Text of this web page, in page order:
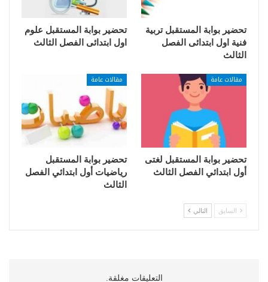
تحضير بوابة المستقبل تربية
فنية اول ابتدائى الفصل
الثالث
تحضير بوابة المستقبل علوم
اول ابتدائى الفصل الثالث
مقالات عامة
تحضير بوابة المستقبل لغتى
أول ابتدائي الفصل الثالث
مقالات عامة
تحضير بوابة المستقبل
رياضيات أول ابتدائي الفصل
الثالث
السابق التالي
التعليقات مغلقة.